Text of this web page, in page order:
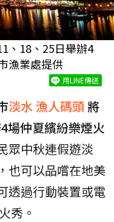
、18、25日舉辦4
漁業處提供
用LINE傳送
淡水 漁人碼頭 將
場仲夏繽紛樂煙火
眾中秋連假遊淡
也可以品嚐在地美
透過行動裝置或電
秀。